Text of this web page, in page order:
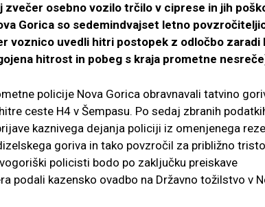
zvečer osebno vozilo trčilo v ciprese in jih
Gorica so sedemindvajset letno
voznico uvedli hitri postopek z odločbo
hitrost in pobeg s kraja prometne
policije Nova Gorica obravnavali tatvino
ceste H4 v Šempasu. Po sedaj zbranih
kaznivega dejanja policiji iz omenjenega
goriva in tako povzročil za približno
policisti bodo po zaključku preiskave
podali kazensko ovadbo na Državno tožilstvo v